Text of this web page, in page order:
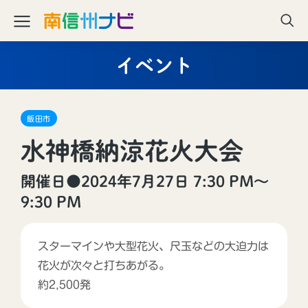
イベント
飯田市
水神橋納涼花火大会
開催日●2024年7月27日 7:30 PM〜
9:30 PM
スターマインや大型花火、尺玉などの大迫力は
花火が次々と打ちあがる。
約2,500発